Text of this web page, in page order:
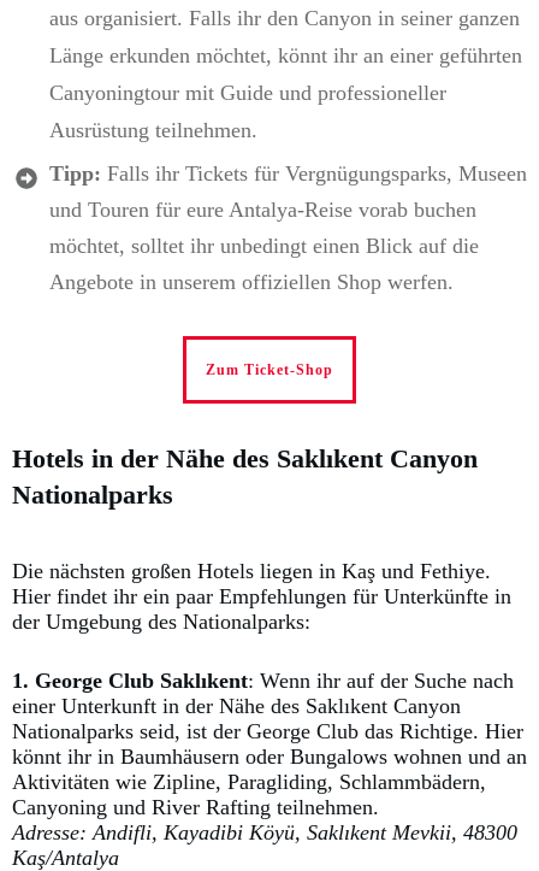
aus organisiert. Falls ihr den Canyon in seiner ganzen
Länge erkunden möchtet, könnt ihr an einer geführten
Canyoningtour mit Guide und professioneller
Ausrüstung teilnehmen.
Tipp: Falls ihr Tickets für Vergnügungsparks, Museen
und Touren für eure Antalya-Reise vorab buchen
möchtet, solltet ihr unbedingt einen Blick auf die
Angebote in unserem offiziellen Shop werfen.
Zum Ticket-Shop
Hotels in der Nähe des Saklıkent Canyon
Nationalparks
Die nächsten großen Hotels liegen in Kaş und Fethiye.
Hier findet ihr ein paar Empfehlungen für Unterkünfte in
der Umgebung des Nationalparks:
1. George Club Saklıkent: Wenn ihr auf der Suche nach
einer Unterkunft in der Nähe des Saklıkent Canyon
Nationalparks seid, ist der George Club das Richtige. Hier
könnt ihr in Baumhäusern oder Bungalows wohnen und an
Aktivitäten wie Zipline, Paragliding, Schlammbädern,
Canyoning und River Rafting teilnehmen.
Adresse: Andifli, Kayadibi Köyü, Saklıkent Mevkii, 48300
Kaş/Antalya